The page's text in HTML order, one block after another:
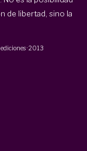
de libertad, sino la
·2013